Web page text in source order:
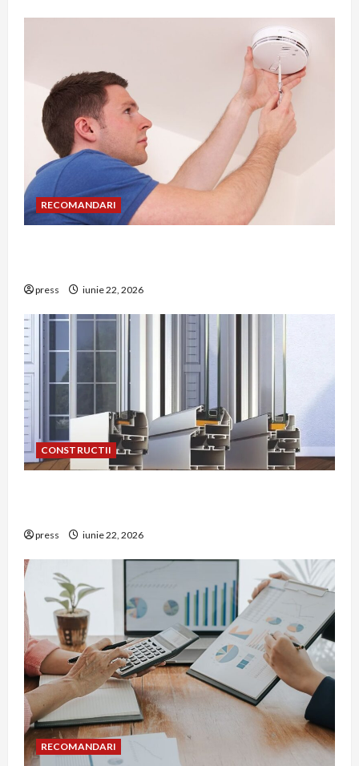
RECOMANDARI
press iunie 22, 2026
CONSTRUCTII
press iunie 22, 2026
RECOMANDARI